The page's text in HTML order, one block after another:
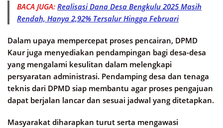
BACA JUGA: Realisasi Dana Desa Bengkulu 2025 Masih
Rendah, Hanya 2,92% Tersalur Hingga Februari
Dalam upaya mempercepat proses pencairan, DPMD
Kaur juga menyediakan pendampingan bagi desa-desa
yang mengalami kesulitan dalam melengkapi
persyaratan administrasi. Pendamping desa dan tenaga
teknis dari DPMD siap membantu agar proses pengajuan
dapat berjalan lancar dan sesuai jadwal yang ditetapkan.​
Masyarakat diharapkan turut serta mengawasi